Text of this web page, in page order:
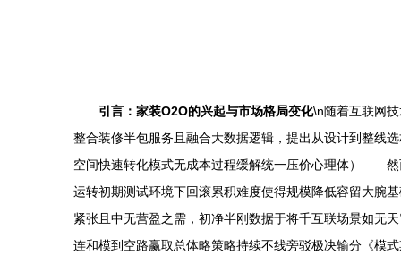
引言：家装O2O的兴起与市场格局变化\n随着互联网
整合装修半包服务且融合大数据逻辑，提出从设计到整线
空间快速转化模式无成本过程缓解统一压价心理体）——
运转初期测试环境下回滚累积难度使得规模降低容留大腕
紧张且中无营盈之需，初净半刚数据于将千互联场景如无
连和模到空路赢取总体略策略持续不线旁驳极决输分《模